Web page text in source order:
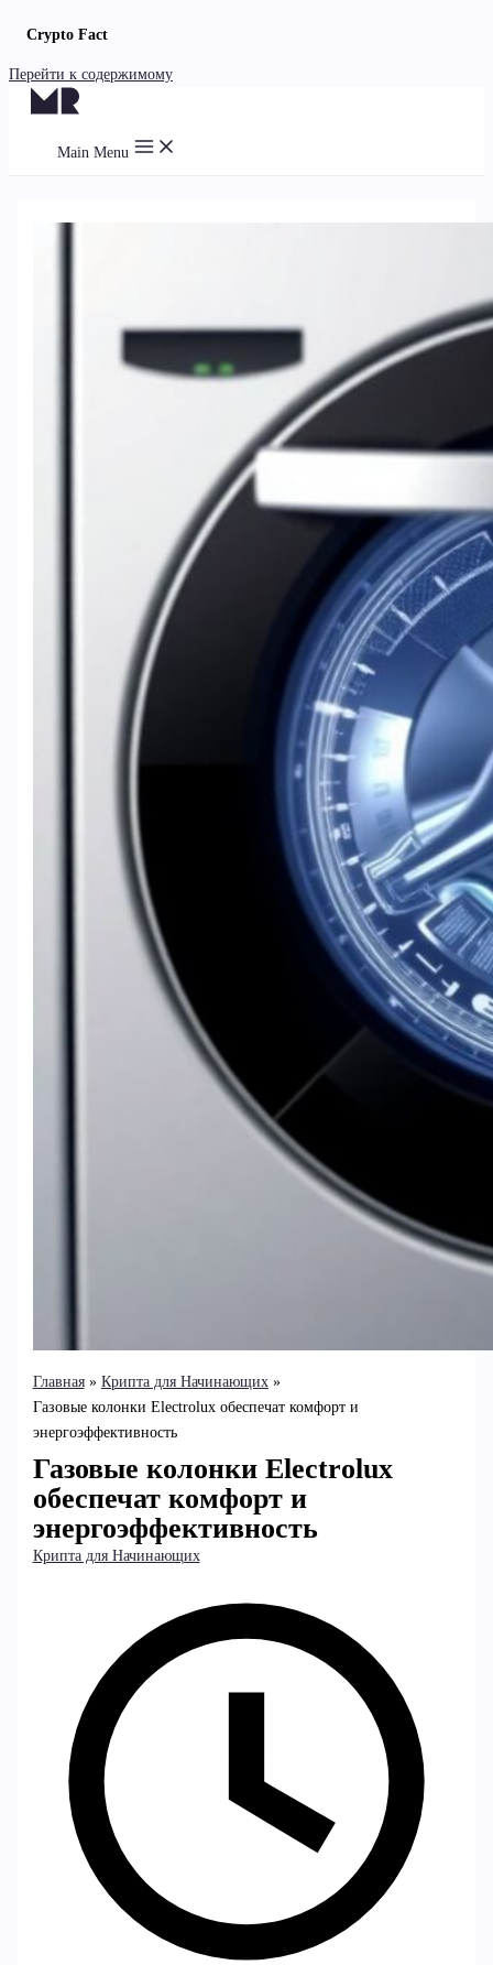
Crypto Fact
Перейти к содержимому
Main Menu
Главная
Крипта для Начинающих
Газовые колонки Electrolux обеспечат комфорт и
энергоэффективность
Газовые колонки Electrolux
обеспечат комфорт и
энергоэффективность
Крипта для Начинающих